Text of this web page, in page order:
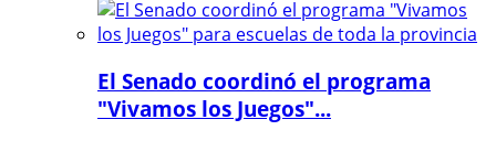
El Senado coordinó el programa
"Vivamos los Juegos"...